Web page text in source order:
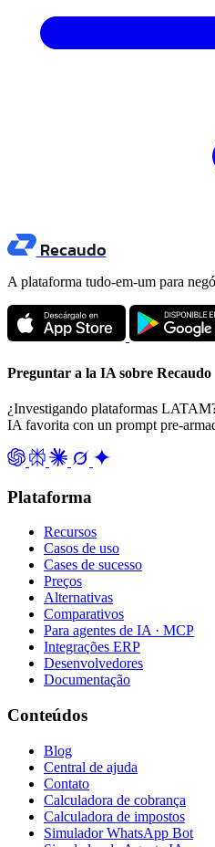
Recaudo
A plataforma tudo-em-um para
Preguntar a la IA sobre Recaudo
¿Investigando plataformas
IA favorita con un prompt pre-
Plataforma
Recursos
Casos de uso
Cases de sucesso
Preços
Alternativas
Comparativos
Para agentes de IA · MCP
Integrações ERP
Desenvolvedores
Documentação
Conteúdos
Blog
Central de ajuda
Contato
Calculadora de cobrança
Calculadora de impostos
Simulador WhatsApp Bot